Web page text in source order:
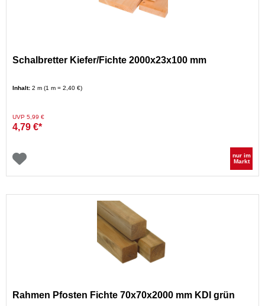
Schalbretter Kiefer/Fichte 2000x23x100 mm
Inhalt: 2 m (1 m = 2,40 €)
Preis reduziert von
UVP 5,99 €auf
4,79 €*
nur im
Markt
Rahmen Pfosten Fichte 70x70x2000 mm KDI grün